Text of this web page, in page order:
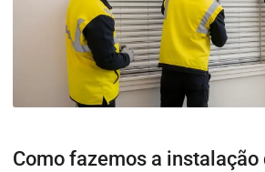
Como fazemos a instalação